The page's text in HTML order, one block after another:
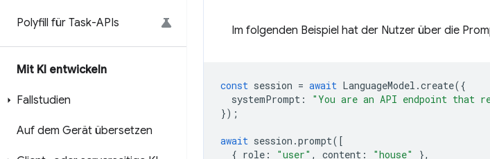
Polyfill für Task-APIs
Mit KI entwickeln
Fallstudien
Auf dem Gerät übersetzen
Im folgenden Beispiel hat der Nutzer über die
const session = await LanguageModel .create({
systemPrompt :
"You are an API endpoint that
});
await session .prompt([
{ role : "user" , content : "house"
},